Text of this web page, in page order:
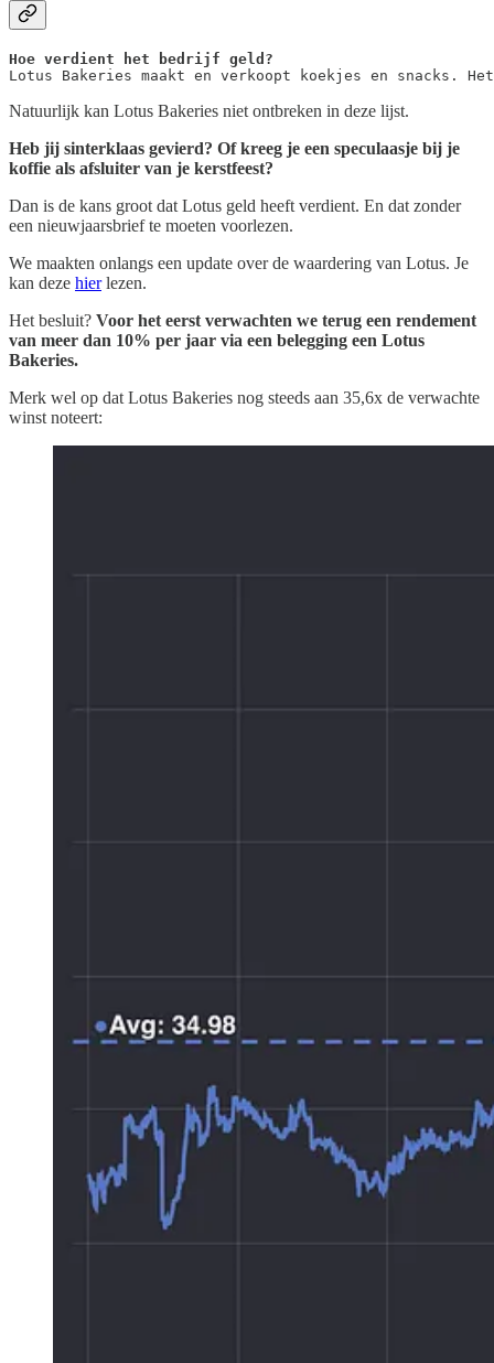
Lotus Bakeries maakt en verkoopt koekjes en snacks.
Natuurlijk kan Lotus Bakeries niet ontbreken in deze lijst.
Heb jij sinterklaas gevierd? Of kreeg je een speculaasje bij je
koffie als afsluiter van je kerstfeest?
Dan is de kans groot dat Lotus geld heeft verdient. En dat zonder
een nieuwjaarsbrief te moeten voorlezen.
We maakten onlangs een update over de waardering van Lotus. Je
kan deze hierlezen.
Het besluit? Voor het eerst verwachten we terug een rendement
van meer dan 10% per jaar via een belegging een Lotus
Bakeries.
Merk wel op dat Lotus Bakeries nog steeds aan 35,6x de verwachte
winst noteert: